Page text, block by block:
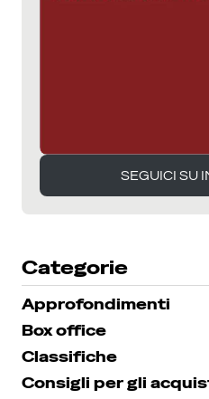
SEGUICI SU
Categorie
Approfondimenti
Box office
Classifiche
Consigli per gli